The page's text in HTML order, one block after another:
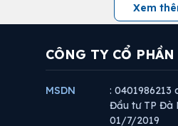
Xem
CÔNG TY CỔ
MSDN
: 0401986213
Đầu tư TP Đà
01/7/2019